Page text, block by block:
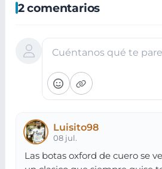
2 comentarios
Cuéntanos qué te
Luisito98
08 jul.
Las botas oxford de cuero se